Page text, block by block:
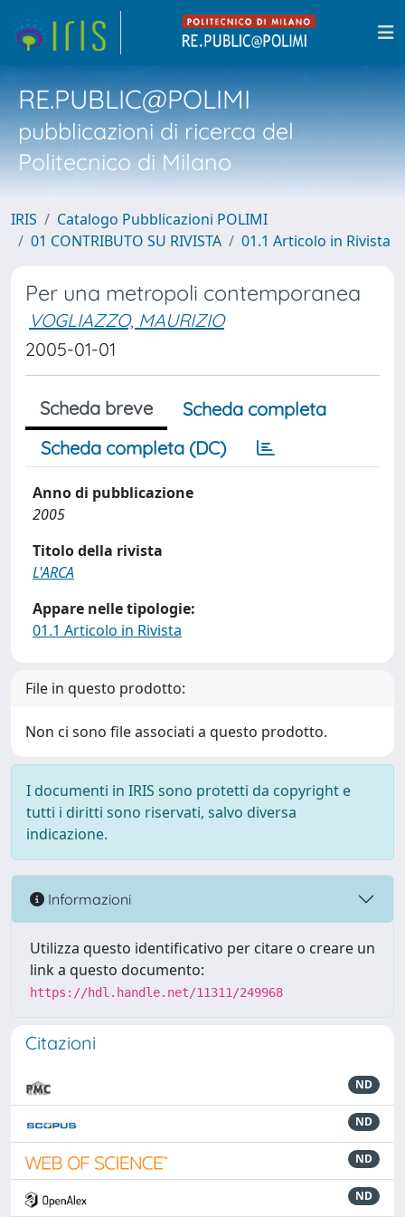
RE.PUBLIC@POLIMI
pubblicazioni di ricerca del
Politecnico di Milano
IRIS
Catalogo Pubblicazioni POLIMI
01 CONTRIBUTO SU RIVISTA
01.1 Articolo in Rivista
Per una metropoli contemporanea
VOGLIAZZO, MAURIZIO
2005-01-01
Scheda breve
Scheda completa
Scheda completa (DC)
Anno di pubblicazione
2005
Titolo della rivista
L'ARCA
Appare nelle tipologie:
01.1 Articolo in Rivista
File in questo prodotto:
Non ci sono file associati a questo prodotto.
I documenti in IRIS sono protetti da copyright e
tutti i diritti sono riservati, salvo diversa
indicazione.
Informazioni
Utilizza questo identificativo per citare o creare un
link a questo documento:
https://hdl.handle.net/11311/249968
Citazioni
ND
ND
ND
ND